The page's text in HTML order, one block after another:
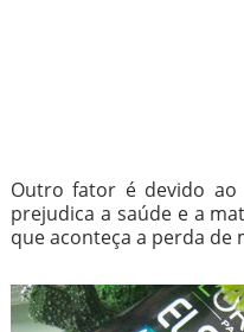
Outro fator é devido ao
prejudica a saúde e a
que aconteça a perda de